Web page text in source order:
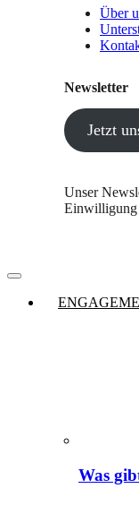
Über
Newsletter
Jetzt
Unser
Einwilligung
Was